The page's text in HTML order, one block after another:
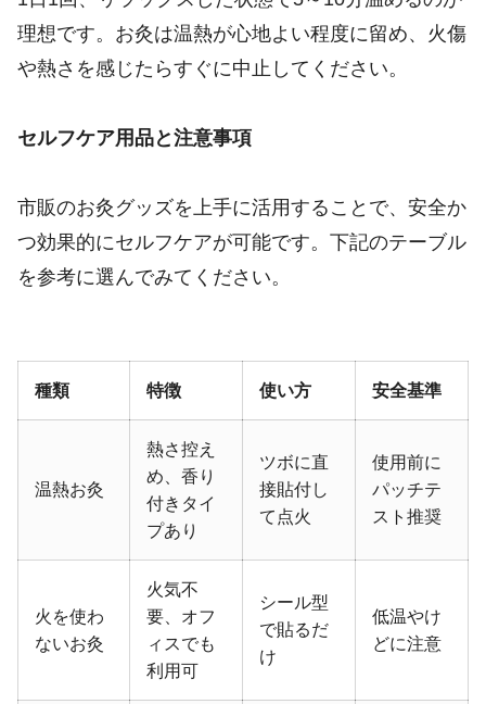
理想です。お灸は温熱が心地よい程度に留め、火傷
や熱さを感じたらすぐに中止してください。
セルフケア用品と注意事項
市販のお灸グッズを上手に活用することで、安全か
つ効果的にセルフケアが可能です。下記のテーブル
を参考に選んでみてください。
種類 特徴 使い方 安全基準
温熱お灸
熱さ控え
め、香り
付きタイ
プあり
ツボに直
接貼付し
て点火
使用前に
パッチテ
スト推奨
火を使わ
ないお灸
火気不
要、オフ
ィスでも
利用可
シール型
で貼るだ
け
低温やけ
どに注意